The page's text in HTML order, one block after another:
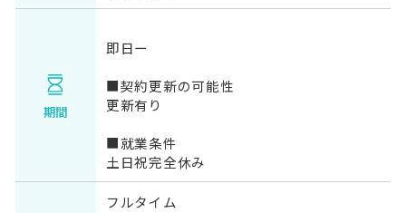
期間
即日ー
■契約更新の可能性
更新有り
■就業条件
土日祝完全休み
フルタイム